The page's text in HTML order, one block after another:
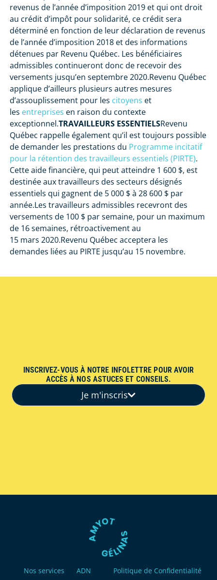
revenus de l’année d’imposition 2019 et qui ont droit
au crédit d’impôt pour solidarité, ce crédit sera
déterminé en fonction de leur déclaration de revenus
de l’année d’imposition 2018 et des informations
détenues par Revenu Québec. Les bénéficiaires
admissibles continueront donc de recevoir des
versements jusqu’en septembre 2020.Revenu Québec
applique d’ailleurs plusieurs autres mesures
d’assouplissement pour les citoyens et
les entreprises en raison du contexte
exceptionnel.TRAVAILLEURS ESSENTIELSRevenu
Québec rappelle également qu’il est toujours possible
de demander les prestations du Programme incitatif
pour la rétention des travailleurs essentiels (PIRTE).
Cette aide financière, qui peut atteindre 1 600 $, est
destinée aux travailleurs des secteurs désignés
essentiels qui gagnent de 5 000 $ à 28 600 $ par
année.Les travailleurs admissibles recevront des
versements de 100 $ par semaine, pour un maximum
de 16 semaines, rétroactivement au
15 mars 2020.Revenu Québec acceptera les
demandes liées au PIRTE jusqu’au 15 novembre.
INSCRIVEZ-VOUS À NOTRE INFOLETTRE POUR AVOIR
ACCÈS À NOS ASTUCES ET CONSEILS.
Je m'inscris
Nos services ADN Politique de Confidentialité